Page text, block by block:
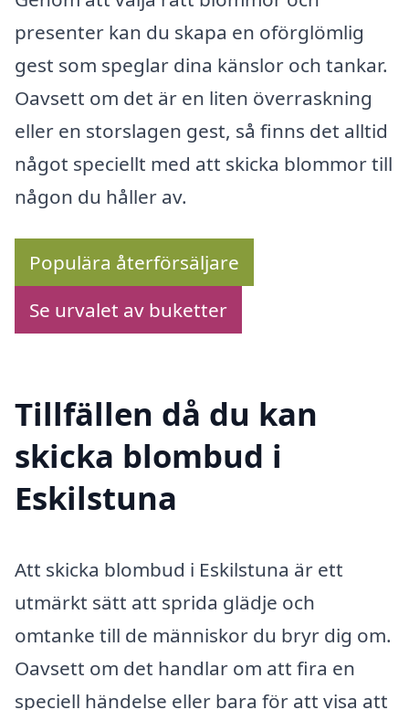
presenter kan du skapa en oförglömlig
gest som speglar dina känslor och tankar.
Oavsett om det är en liten överraskning
eller en storslagen gest, så finns det alltid
något speciellt med att skicka blommor till
någon du håller av.
Populära återförsäljare
Se urvalet av buketter
Tillfällen då du kan
skicka blombud i
Eskilstuna
Att skicka blombud i Eskilstuna är ett
utmärkt sätt att sprida glädje och
omtanke till de människor du bryr dig om.
Oavsett om det handlar om att fira en
speciell händelse eller bara för att visa att